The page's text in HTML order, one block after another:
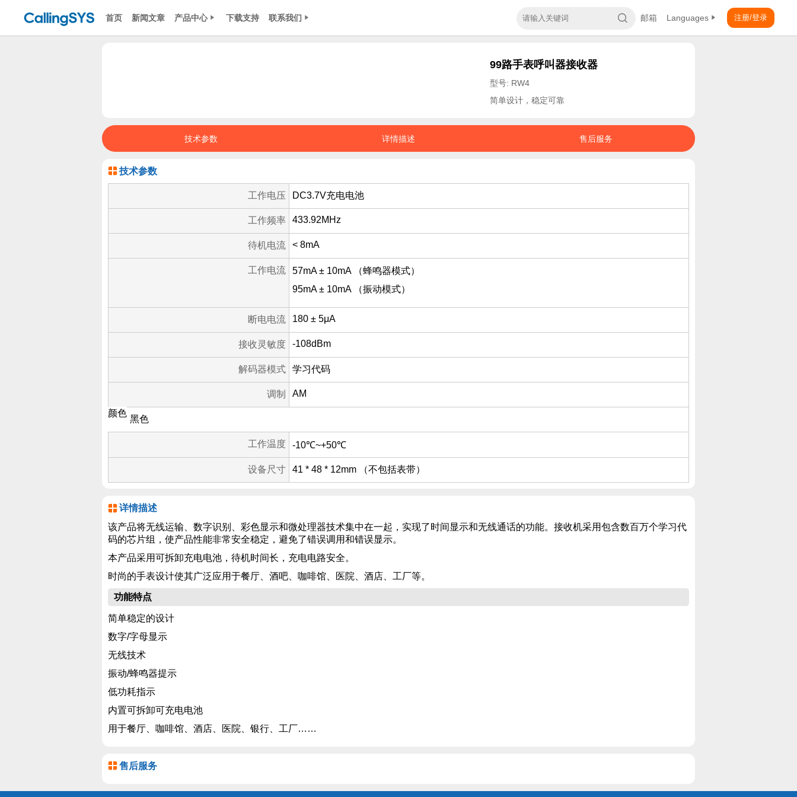
首页 新闻文章 产品中心 下载支持 联系我们 注册/登录
Languages
邮箱
99路手表呼叫器接收器
型号: RW4
简单设计，稳定可靠
技术参数 详情描述 售后服务
技术参数
工作电压 DC3.7V充电电池
工作频率 433.92MHz
待机电流 < 8mA
工作电流
57mA ± 10mA （蜂鸣器模式）
95mA ± 10mA （振动模式）
断电电流 180 ± 5μA
接收灵敏度 -108dBm
解码器模式 学习代码
调制
AM
颜色
黑色
工作温度 -10℃~+50℃
设备尺寸 41 * 48 * 12mm （不包括表带）
详情描述
该产品将无线运输、数字识别、彩色显示和微处理器技术集中在一起，实现了时间显示和无线通话的功能。接收机采用包含数百万个学习代
码的芯片组，使产品性能非常安全稳定，避免了错误调用和错误显示。
本产品采用可拆卸充电电池，待机时间长，充电电路安全。
时尚的手表设计使其广泛应用于餐厅、酒吧、咖啡馆、医院、酒店、工厂等。
功能特点
简单稳定的设计
数字/字母显示
无线技术
振动/蜂鸣器提示
低功耗指示
内置可拆卸可充电电池
用于餐厅、咖啡馆、酒店、医院、银行、工厂……
售后服务